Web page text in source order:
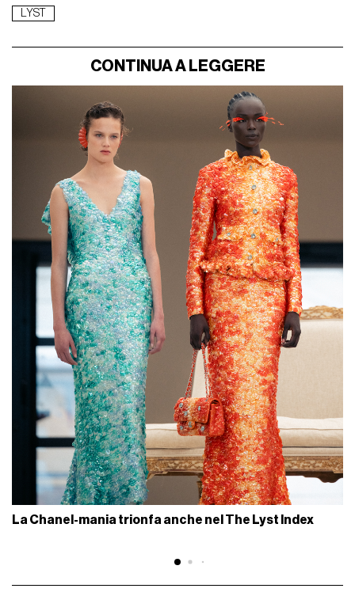
LYST
CONTINUA A LEGGERE
La Chanel-mania trionfa anche nel The Lyst Index